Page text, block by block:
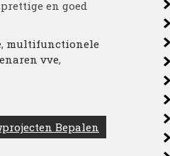
en goed
, multifunctionele
vve,
Bepalen